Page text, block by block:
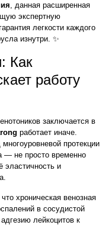
, данная расширенная
экспертную
легкости каждого
изнутри. ✨
Как
работу
заключается в
работает иначе.
протекции
— не просто временно
эластичность и
хроническая венозная
в сосудистой
лейкоцитов к